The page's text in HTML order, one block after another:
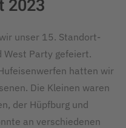
2023
unser 15. Standort-
West Party gefeiert.
hatten wir
Die Kleinen waren
der Hüpfburg und
an verschiedenen